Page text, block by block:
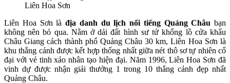
Liên Hoa Sơn
Liên Hoa Sơn là địa danh du lịch nổi tiếng Quảng Châu bạn
không nên bỏ qua. Nằm ở dải đất hình sư tử khổng lồ cửa khẩu
Châu Giang cách thành phố Quảng Châu 30 km, Liên Hoa Sơn là
khu thắng cảnh được kết hợp thống nhất giữa nét thô sơ tự nhiên cổ
đại với vẻ tinh xảo nhân tạo hiện đại. Năm 1996, Liên Hoa Sơn đã
vinh dự được nhận giải thưởng 1 trong 10 thắng cảnh đẹp nhất
Quảng Châu.